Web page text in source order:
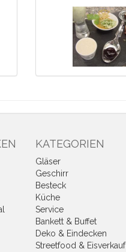
KATEGORIEN
Gläser
Geschirr
Besteck
Küche
Service
Bankett & Buffet
Deko & Eindecken
Streetfood & Eisverkauf